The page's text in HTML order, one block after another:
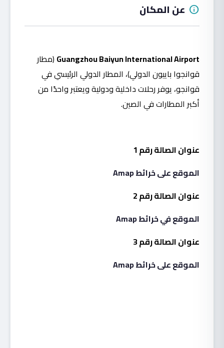
info عن المكان
Guangzhou Baiyun International Airport (مطار
قوانجوا باييون الدولي)، المطار الدولي الرئيسي في
قوانجو، يوفر رحلات داخلية ودولية ويعتبر واحدًا من
أكبر المطارات في الصين.
عنوان الصالة رقم 1
الموقع على خرائط Amap
عنوان الصالة رقم 2
الموقع في خرائط Amap
عنوان الصالة رقم 3
الموقع على خرائط Amap